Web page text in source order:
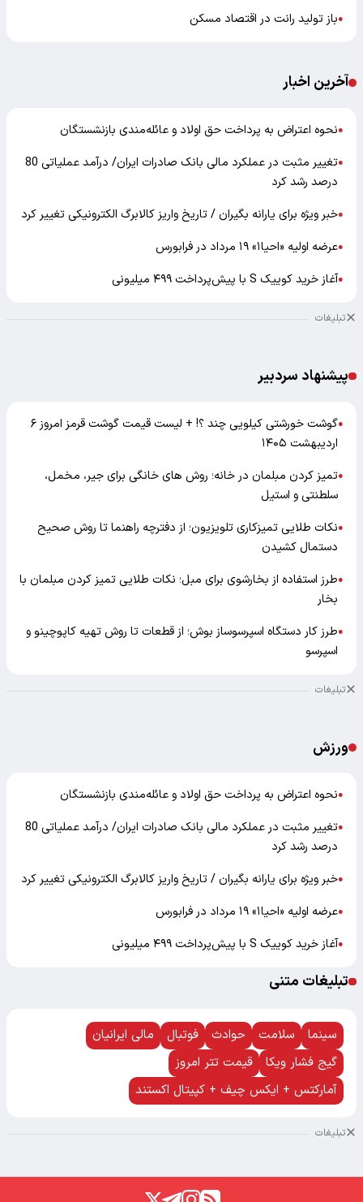
●باز تولید رانت در اقتصاد مسکن
آخرین اخبار
●نحوه اعتراض به پرداخت حق اولاد و عائله‌مندی بازنشستگان
●
تغییر مثبت در عملکرد مالی بانک صادرات ایران/ درآمد عملیاتی 80
درصد رشد کرد
●خبر ویژه برای یارانه بگیران / تاریخ واریز کالابرگ الکترونیکی تغییر کرد
●عرضه اولیه «احیا۱» ۱۹ مرداد در فرابورس
●آغاز خرید کوییک S با پیش‌پرداخت ۴۹۹ میلیونی
تبلیغات
پیشنهاد سردبیر
●
گوشت خورشتی کیلویی چند ؟! + لیست قیمت گوشت قرمز امروز ۶
اردیبهشت ۱۴۰۵
●تمیز کردن مبلمان در خانه؛ روش های خانگی برای جیر، مخمل،
سلطنتی و استیل
●نکات طلایی تمیزکاری تلویزیون؛ از دفترچه راهنما تا روش صحیح
دستمال کشیدن
●طرز استفاده از بخارشوی برای مبل؛ نکات طلایی تمیز کردن مبلمان با
بخار
●طرز کار دستگاه اسپرسوساز بوش؛ از قطعات تا روش تهیه کاپوچینو و
اسپرسو
تبلیغات
ورزش
●نحوه اعتراض به پرداخت حق اولاد و عائله‌مندی بازنشستگان
●
تغییر مثبت در عملکرد مالی بانک صادرات ایران/ درآمد عملیاتی 80
درصد رشد کرد
●خبر ویژه برای یارانه بگیران / تاریخ واریز کالابرگ الکترونیکی تغییر کرد
●عرضه اولیه «احیا۱» ۱۹ مرداد در فرابورس
●آغاز خرید کوییک S با پیش‌پرداخت ۴۹۹ میلیونی
تبلیغات متنی
سینما سلامت حوادث فوتبال
مالی ایرانیان
گیج فشار ویکا
قیمت تتر امروز
آمارکتس + ایکس چیف + کپیتال اکستند
تبلیغات